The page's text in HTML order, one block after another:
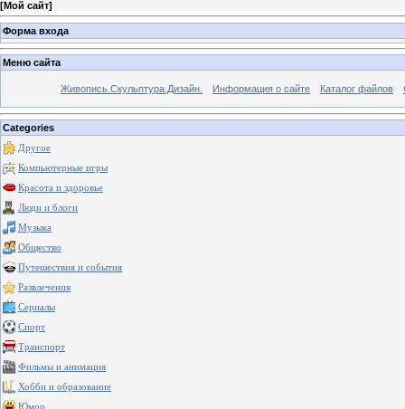
[Мой сайт]
Форма входа
Меню сайта
Живопись.Скульптура.Дизайн. Информация о сайте Каталог файлов
Categories
Другое
Компьютерные игры
Красота и здоровье
Люди и блоги
Музыка
Общество
Путешествия и события
Развлечения
Сериалы
Спорт
Транспорт
Фильмы и анимация
Хобби и образование
Юмор